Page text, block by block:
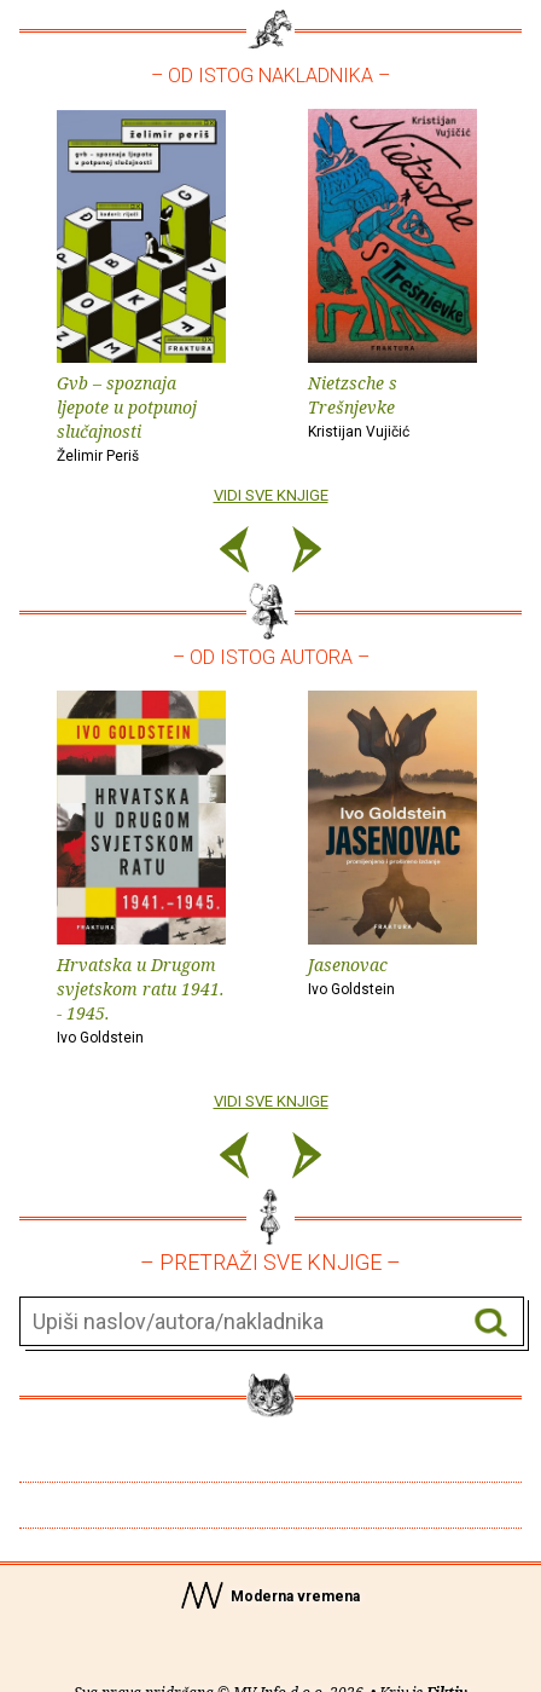
– OD ISTOG NAKLADNIKA –
Gvb – spoznaja
ljepote u potpunoj
slučajnosti
Želimir Periš
Nietzsche s
Trešnjevke
Kristijan Vujičić
VIDI SVE KNJIGE
– OD ISTOG AUTORA –
Hrvatska u Drugom
svjetskom ratu 1941.
- 1945.
Ivo Goldstein
Jasenovac
Ivo Goldstein
VIDI SVE KNJIGE
– PRETRAŽI SVE KNJIGE –
Moderna vremena